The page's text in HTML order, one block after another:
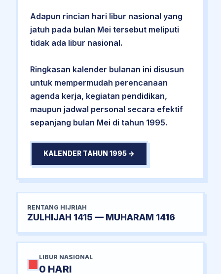
Adapun rincian hari libur nasional yang
jatuh pada bulan Mei tersebut meliputi
tidak ada libur nasional.
Ringkasan kalender bulanan ini disusun
untuk mempermudah perencanaan
agenda kerja, kegiatan pendidikan,
maupun jadwal personal secara efektif
sepanjang bulan Mei di tahun 1995.
KALENDER TAHUN 1995 →
RENTANG HIJRIAH
ZULHIJAH 1415 — MUHARAM 1416
LIBUR NASIONAL
0 HARI